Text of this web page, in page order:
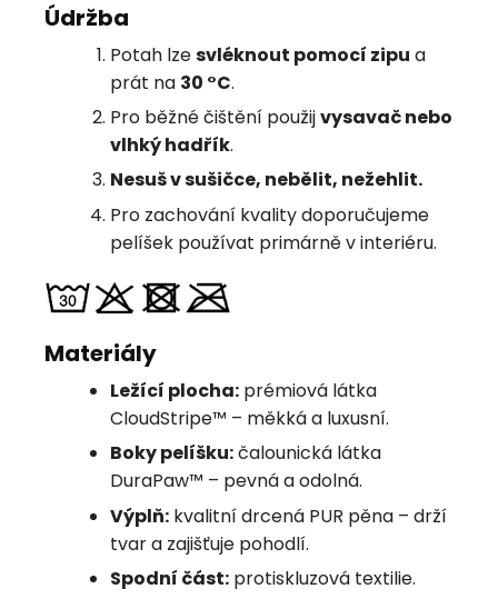
Údržba
Potah lzesvléknout pomocí zipu a
prát na 30 °C.
Pro běžné čištění použijvysavač nebo
vlhký hadřík.
Nesuš v sušičce, nebělit, nežehlit.
Pro zachování kvality doporučujeme
pelíšek používat primárně v interiéru.
Materiály
Ležící plocha: prémiová látka
CloudStripe™ – měkká a luxusní.
Boky pelíšku:čalounická látka
DuraPaw™ – pevná a odolná.
Výplň: kvalitní drcená PUR pěna – drží
tvar a zajišťuje pohodlí.
Spodní část: protiskluzová textilie.